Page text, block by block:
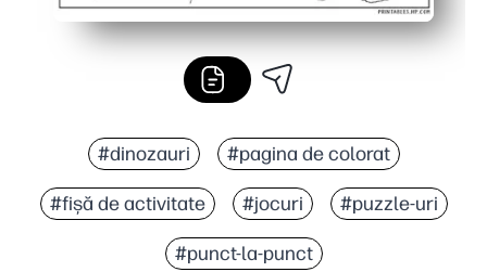
#dinozauri #pagina de colorat
#fișă de activitate #jocuri #puzzle-uri
#punct-la-punct